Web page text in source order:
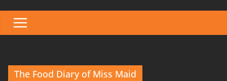
The Food Diary of Miss Maid